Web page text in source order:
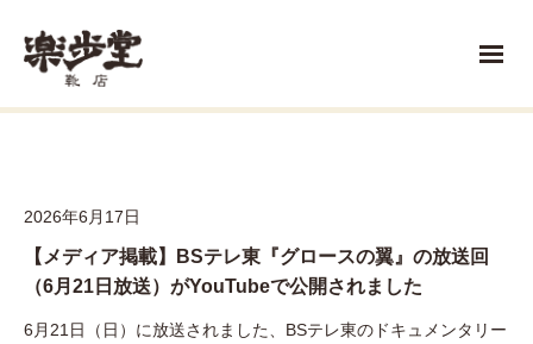
2026年6月17日
【メディア掲載】BSテレ東『グロースの翼』の放送回
（6月21日放送）がYouTubeで公開されました
6月21日（日）に放送されました、BSテレ東のドキュメンタリー